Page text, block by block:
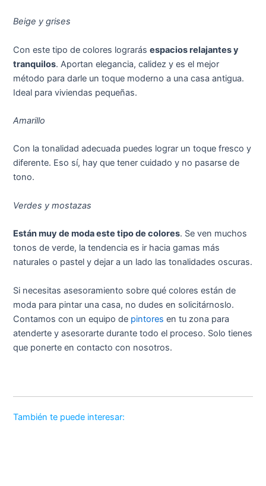
Beige y grises
Con este tipo de colores lograrásespacios relajantes y
tranquilos. Aportan elegancia, calidez y es el mejor
método para darle un toque moderno a una casa antigua.
Ideal para viviendas pequeñas.
Amarillo
Con la tonalidad adecuada puedes lograr un toque fresco y
diferente. Eso sí, hay que tener cuidado y no pasarse de
tono.
Verdes y mostazas
Están muy de moda este tipo de colores. Se ven muchos
tonos de verde, la tendencia es ir hacia gamas más
naturales o pastel y dejar a un lado las tonalidades oscuras.
Si necesitas asesoramiento sobre qué colores están de
moda para pintar una casa, no dudes en solicitárnoslo.
Contamos con un equipo de pintores en tu zona para
atenderte y asesorarte durante todo el proceso. Solo tienes
que ponerte en contacto con nosotros.
También te puede interesar: